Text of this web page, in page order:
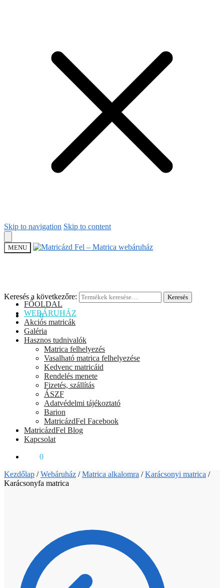
Skip to navigation Skip to content
MENU
Keresés a következőre: Keresés
0Ft 0
FŐOLDAL
WEBÁRUHÁZ
Akciós matricák
Galéria
Hasznos tudnivalók
Matrica felhelyezés
Vasalható matrica felhelyezése
Kedvenc matricáid
Rendelés menete
Fizetés, szállítás
ÁSZF
Adatvédelmi tájékoztató
Barion
MatricázdFel Facebook
MatricázdFel Blog
Kapcsolat
0
Kezdőlap /Webáruház /Matrica alkalomra /Karácsonyi matrica /
Karácsonyfa matrica